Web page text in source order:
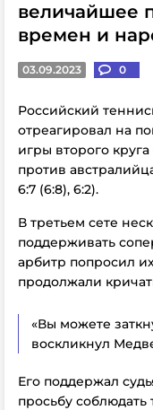
величайшее
времен и
03.09.2023 0
Российский
отреагировал на
игры второго
против
6:7 (6:8), 6:2).
В третьем сете
поддерживать
арбитр попросил
продолжали
«Вы можете
воскликнул
Его поддержал
просьбу